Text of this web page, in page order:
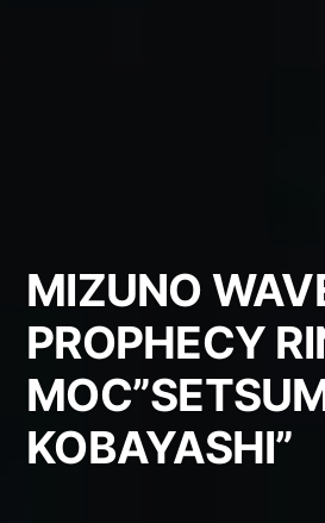
MIZUNO
PROPHECY
KOBAYASHI”